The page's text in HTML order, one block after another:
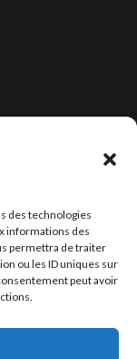
des technologies
informations des
permettra de traiter
ou les ID uniques sur
peut avoir
Moovent–